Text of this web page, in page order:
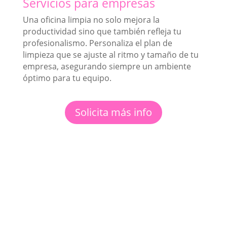
Una oficina limpia no solo mejora la
productividad sino que también refleja tu
profesionalismo. Personaliza el plan de
limpieza que se ajuste al ritmo y tamaño de tu
empresa, asegurando siempre un ambiente
óptimo para tu equipo.
Solicita más info